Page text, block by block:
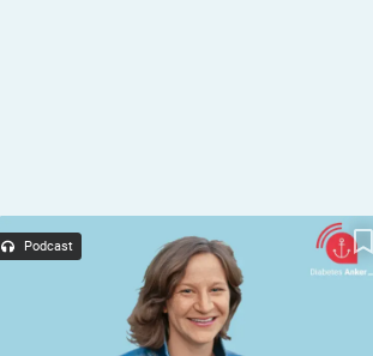
Diabetes-Anker-Podcast: Zucker im Gepäck –
Susanne berichtet über ihre Reisen mit Diabetes
Podcast